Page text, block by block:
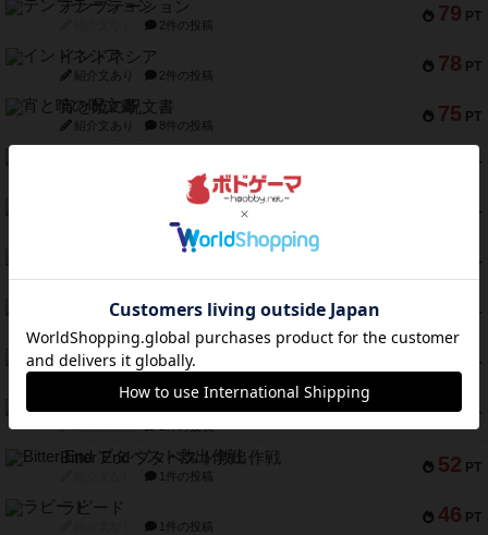
79 PT
テンプテーション
2件の投稿
78 PT
インドネシア
紹介文あり 2件の投稿
75 PT
宵と暁の呪文書
紹介文あり 8件の投稿
PT
9件の投稿
PT
1件の投稿
PT
PT
スペクタキュラー
PT
スモールワールド
紹介文あり 13件の投稿
58 PT
52 PT
Bitter End ブタペスト救出作戦
1件の投稿
46 PT
ラピード
1件の投稿